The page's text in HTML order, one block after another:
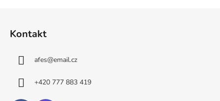
Kontakt
afes@email.cz
+420 777 883 419